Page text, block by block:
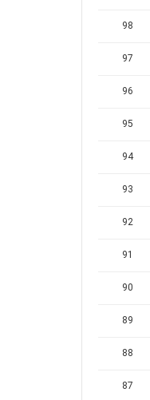
98
97
96
95
94
93
92
91
90
89
88
87